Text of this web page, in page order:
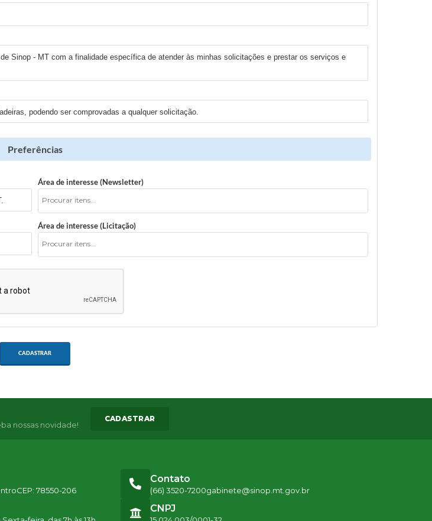
Sinop - MT com a finalidade específica de atender às minhas solicitações e prestar os serviços e
podendo ser comprovadas a qualquer solicitação.
Preferências
Área de interesse (Newsletter)
Área de interesse (Licitação)
CADASTRAR
nossas novidade!
CADASTRAR
CEP: 78550-206
Contato
(66) 3520-7200gabinete@sinop.mt.gov.br
CNPJ